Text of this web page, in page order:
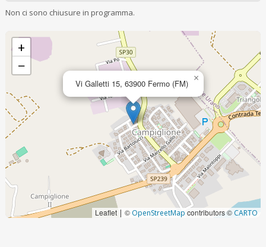
Non ci sono chiusure in programma.
Vi Galletti 15, 63900 Fermo (FM) ×
+
−
Leaflet | © OpenStreetMap contributors © CARTO